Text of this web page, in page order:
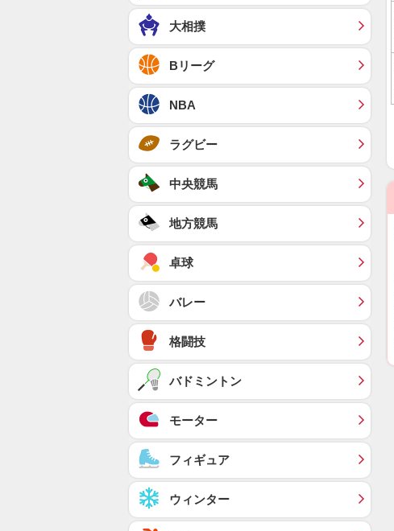
大相撲
Bリーグ
NBA
ラグビー
中央競馬
地方競馬
卓球
バレー
格闘技
バドミントン
モーター
フィギュア
ウィンター